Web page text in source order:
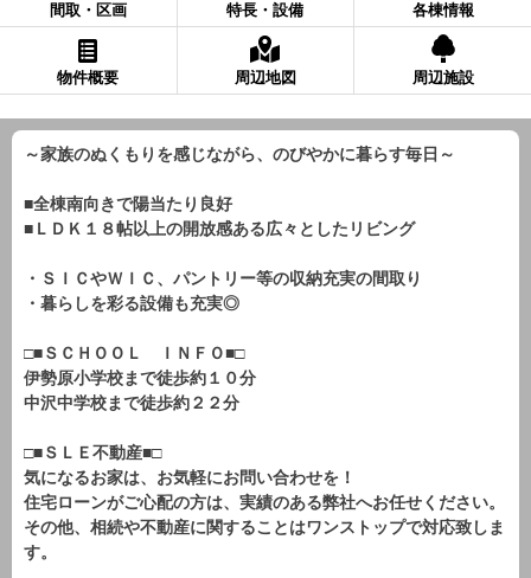
間取・区画 特長・設備 各棟情報
物件概要 周辺地図 周辺施設
～家族のぬくもりを感じながら、のびやかに暮らす毎日～
■全棟南向きで陽当たり良好
■ＬＤＫ１８帖以上の開放感ある広々としたリビング
・ＳＩＣやＷＩＣ、パントリー等の収納充実の間取り
・暮らしを彩る設備も充実◎
□■ＳＣＨＯＯＬ ＩＮＦＯ■□
伊勢原小学校まで徒歩約１０分
中沢中学校まで徒歩約２２分
□■ＳＬＥ不動産■□
気になるお家は、お気軽にお問い合わせを！
住宅ローンがご心配の方は、実績のある弊社へお任せください。
その他、相続や不動産に関することはワンストップで対応致しま
す。